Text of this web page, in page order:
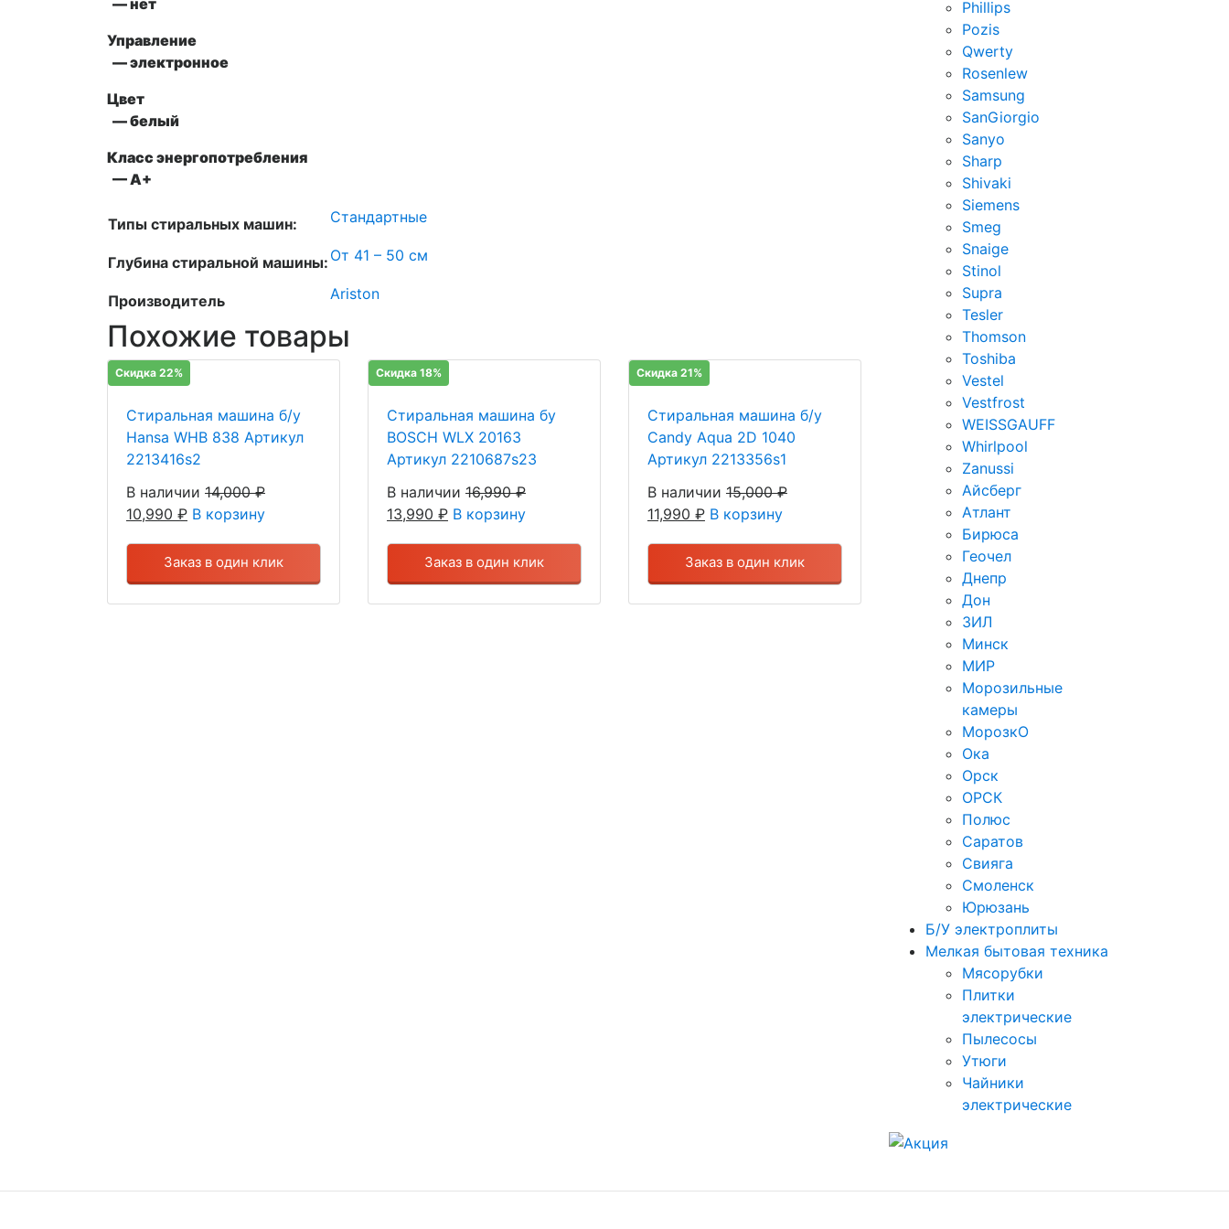
Управление
— электронное
Цвет
— белый
Класс энергопотребления
— A+
Типы стиральных машин: Стандартные
Глубина стиральной машины: От 41 – 50 см
Производитель Ariston
Похожие товары
Скидка 22%
Стиральная машина б/у
Hansa WHB 838 Артикул
2213416s2
В наличии 14,000₽
10,990 ₽ В корзину
Заказ в один клик
Скидка 18%
Стиральная машина бу
BOSCH WLX 20163
Артикул 2210687s23
В наличии 16,990₽
13,990 ₽ В корзину
Заказ в один клик
Скидка 21%
Стиральная машина б/у
Candy Aqua 2D 1040
Артикул 2213356s1
В наличии 15,000₽
11,990 ₽ В корзину
Заказ в один клик
Phillips
Pozis
Qwerty
Rosenlew
Samsung
SanGiorgio
Sanyo
Sharp
Shivaki
Siemens
Smeg
Snaige
Stinol
Supra
Tesler
Thomson
Toshiba
Vestel
Vestfrost
WEISSGAUFF
Whirlpool
Zanussi
Айсберг
Атлант
Бирюса
Геочел
Днепр
Дон
ЗИЛ
Минск
МИР
Морозильные
камеры
МорозкО
Ока
Орск
ОРСК
Полюс
Саратов
Свияга
Смоленск
Юрюзань
Б/У электроплиты
Мелкая бытовая техника
Мясорубки
Плитки
электрические
Пылесосы
Утюги
Чайники
электрические